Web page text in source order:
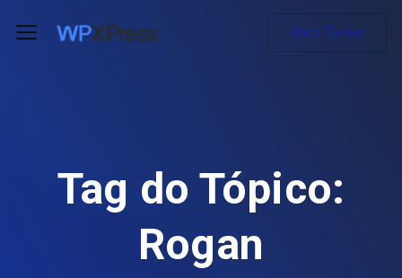
Abrir Ticket
Tag do Tópico:
Rogan